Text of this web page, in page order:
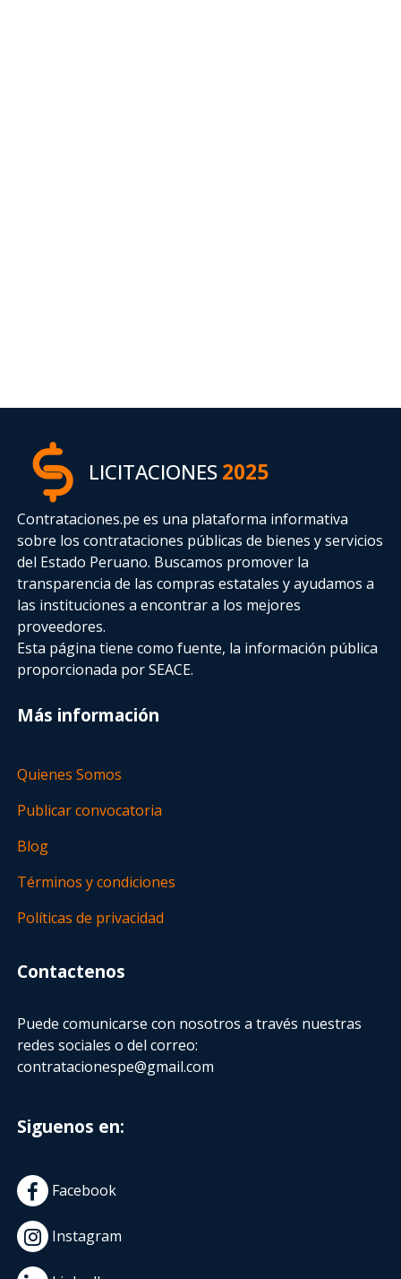
LICITACIONES2025
Contrataciones.pe es una plataforma informativa
sobre los contrataciones públicas de bienes y servicios
del Estado Peruano. Buscamos promover la
transparencia de las compras estatalesy ayudamos a
las instituciones a encontrar a los mejores
proveedores.
Esta página tiene como fuente, la información pública
proporcionada por SEACE.
Más información
Quienes Somos
Publicar convocatoria
Blog
Términos y condiciones
Políticas de privacidad
Contactenos
Puede comunicarse con nosotros a través nuestras
redes sociales o del correo:
contratacionespe@gmail.com
Siguenos en:
Facebook
Instagram